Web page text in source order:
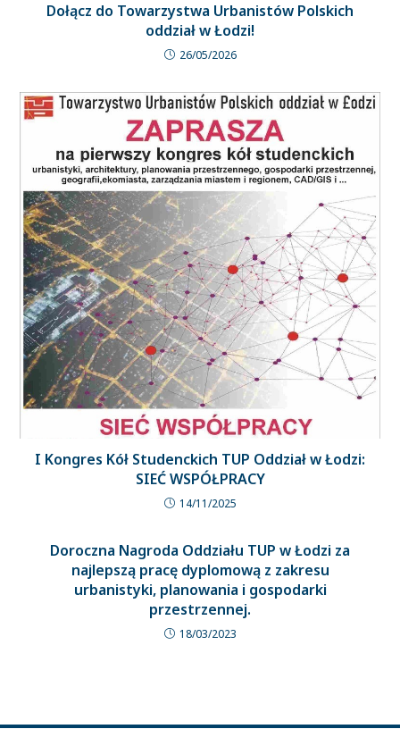
Dołącz do Towarzystwa Urbanistów Polskich
oddział w Łodzi!
26/05/2026
I Kongres Kół Studenckich TUP Oddział w Łodzi:
SIEĆ WSPÓŁPRACY
14/11/2025
Doroczna Nagroda Oddziału TUP w Łodzi za
najlepszą pracę dyplomową z zakresu
urbanistyki, planowania i gospodarki
przestrzennej.
18/03/2023